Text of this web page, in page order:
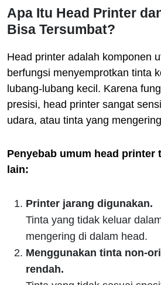
Apa Itu Head Printer
Bisa Tersumbat?
Head printer adalah komponen
berfungsi menyemprotkan tinta
lubang-lubang kecil. Karena
presisi, head printer sangat
udara, atau tinta yang
Penyebab umum head printer
lain:
Printer jarang digunakan.
Tinta yang tidak keluar
mengering di dalam head.
Menggunakan tinta non-
rendah.